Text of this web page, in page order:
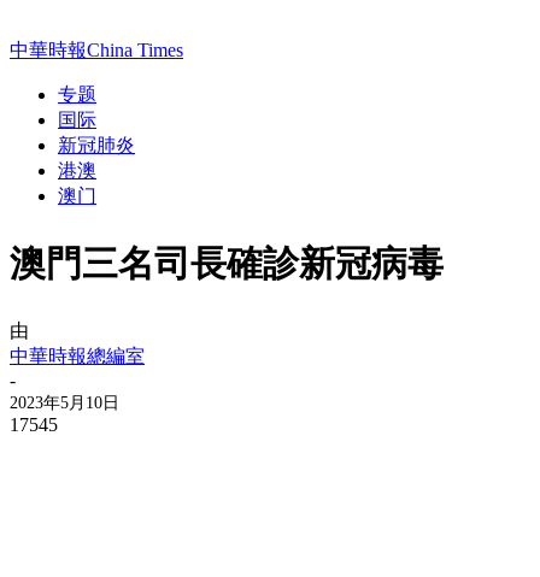
中華時報China Times
专题
国际
新冠肺炎
港澳
澳门
澳門三名司長確診新冠病毒
由
中華時報總編室
-
2023年5月10日
17545